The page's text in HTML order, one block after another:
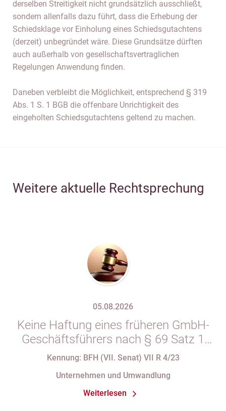
derselben Streitigkeit nicht grundsätzlich ausschließt,
sondern allenfalls dazu führt, dass die Erhebung der
Schiedsklage vor Einholung eines Schiedsgutachtens
(derzeit) unbegründet wäre. Diese Grundsätze dürften
auch außerhalb von gesellschaftsvertraglichen
Regelungen Anwendung finden.
Daneben verbleibt die Möglichkeit, entsprechend § 319
Abs. 1 S. 1 BGB die offenbare Unrichtigkeit des
eingeholten Schiedsgutachtens geltend zu machen.
Weitere aktuelle Rechtsprechung
05.08.2026
Keine Haftung eines früheren GmbH-
Geschäftsführers nach § 69 Satz 1
i.V.m. § 34 Abs. 1 AO nach Verlust
Eintragung im Handelsregister
Kennung: BFH (VII. Senat) VII R 4/23
Unternehmen und Umwandlung
Weiterlesen